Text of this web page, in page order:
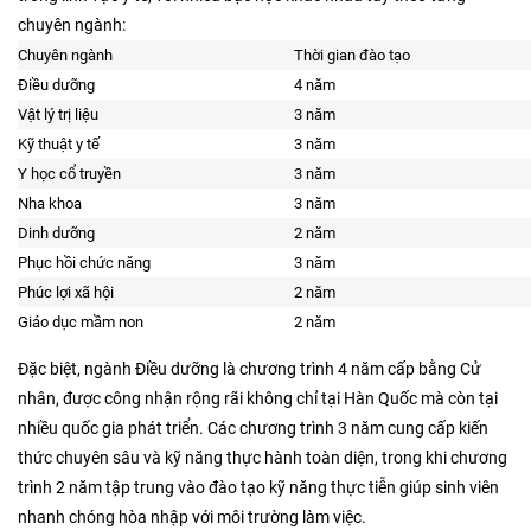
chuyên ngành:
Chuyên ngành
Thời gian đào tạo
Điều dưỡng
4 năm
Vật lý trị liệu
3 năm
Kỹ thuật y tế
3 năm
Y học cổ truyền
3 năm
Nha khoa
3 năm
Dinh dưỡng
2 năm
Phục hồi chức năng
3 năm
Phúc lợi xã hội
2 năm
Giáo dục mầm non
2 năm
Đặc biệt, ngành Điều dưỡng là chương trình 4 năm cấp bằng Cử
nhân, được công nhận rộng rãi không chỉ tại Hàn Quốc mà còn tại
nhiều quốc gia phát triển. Các chương trình 3 năm cung cấp kiến
thức chuyên sâu và kỹ năng thực hành toàn diện, trong khi chương
trình 2 năm tập trung vào đào tạo kỹ năng thực tiễn giúp sinh viên
nhanh chóng hòa nhập với môi trường làm việc.